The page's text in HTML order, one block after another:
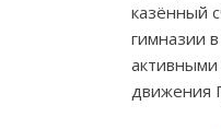
казённый
гимназии
движения